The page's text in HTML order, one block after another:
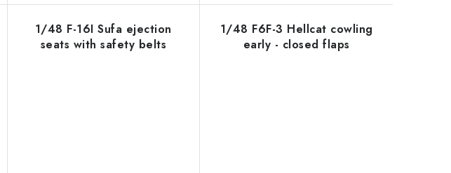
1/48 F-16I Sufa ejection
seats with safety belts
1/48 F6F-3 Hellcat cowling
early - closed flaps